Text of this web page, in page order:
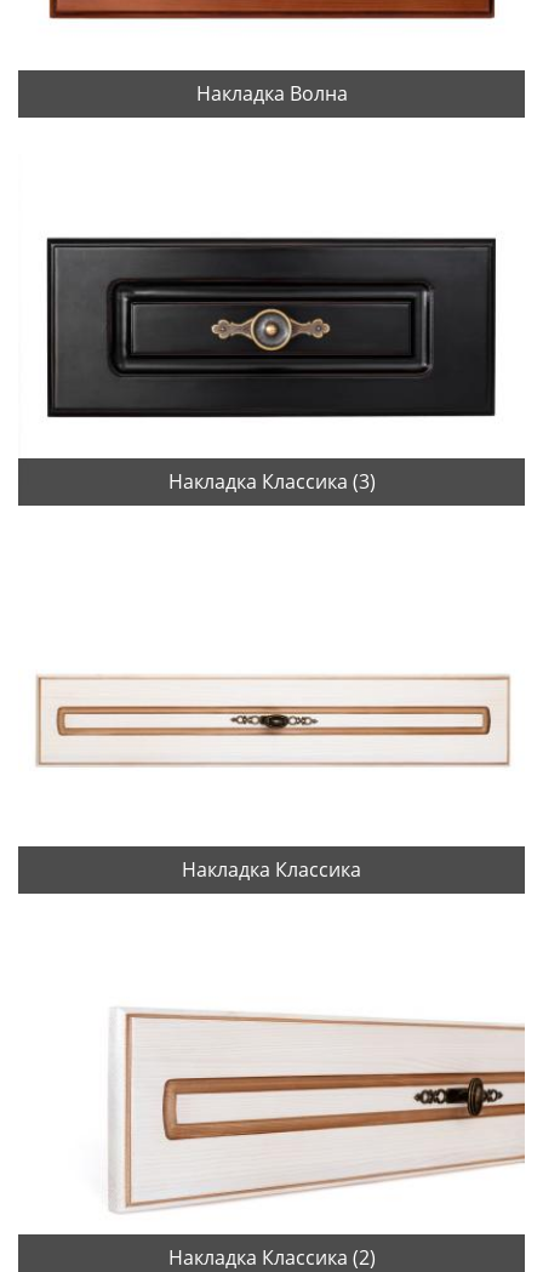
Накладка Волна
Накладка Классика (3)
Накладка Классика
Накладка Классика (2)